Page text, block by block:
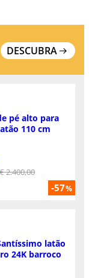
DESCUBRA
-57%
pé alto para
110 cm
2.400,00
latão
24K barroco